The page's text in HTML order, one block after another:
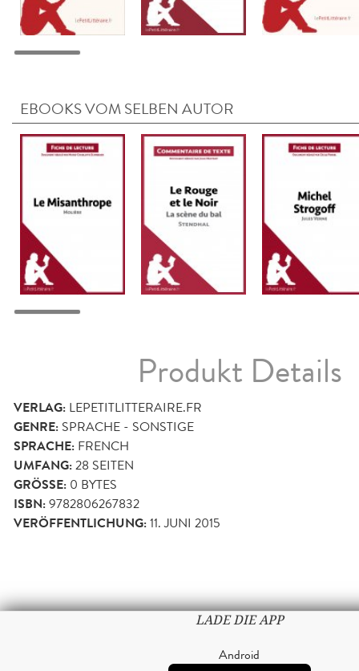
EBOOKS VOM SELBEN AUTOR
Produkt Details
VERLAG: LEPETITLITTERAIRE.FR
GENRE: SPRACHE - SONSTIGE
SPRACHE: FRENCH
UMFANG:28 SEITEN
GRÖSSE: 0 BYTES
ISBN:9782806267832
VERÖFFENTLICHUNG:11. JUNI 2015
LADE DIE APP
Android